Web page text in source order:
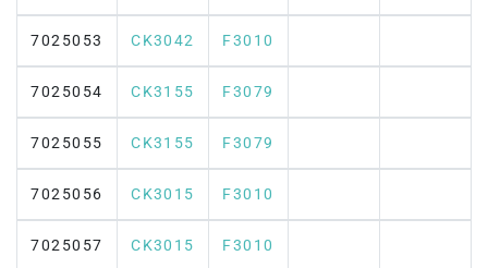
7025053 CK3042 F3010
7025054 CK3155 F3079
7025055 CK3155 F3079
7025056 CK3015 F3010
7025057 CK3015 F3010